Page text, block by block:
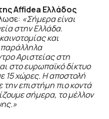
Affidea Ελλάδος
«Σήμερα είναι
στην Ελλάδα.
και
παράλληλα
Αριστείας στη
στο ευρωπαϊκό δίκτυο
15 χώρες. Η αποστολή
επιστήμη πιο κοντά
σήμερα, το μέλλον